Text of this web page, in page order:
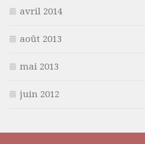
avril 2014
août 2013
mai 2013
juin 2012